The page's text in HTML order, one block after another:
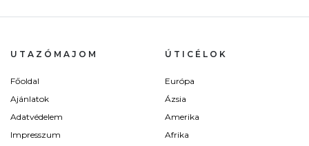
UTAZÓMAJOM
Főoldal
Ajánlatok
Adatvédelem
Impresszum
ÚTICÉLOK
Európa
Ázsia
Amerika
Afrika